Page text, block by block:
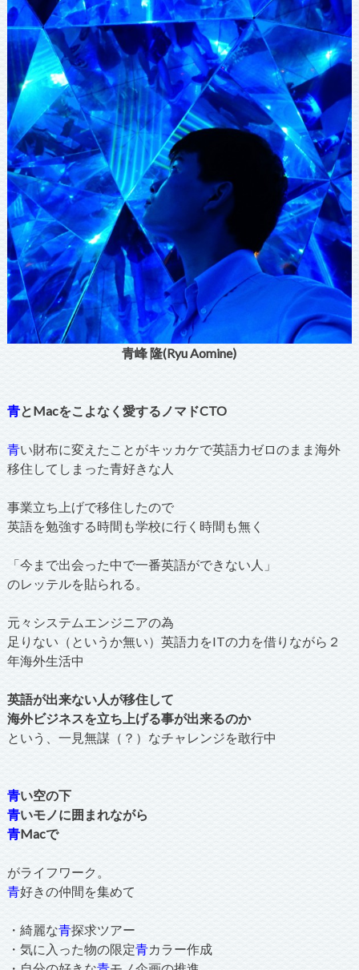
青峰 隆(Ryu Aomine)
青とMacをこよなく愛するノマドCTO
青い財布に変えたことがキッカケで英語力ゼロのまま海外
移住してしまった青好きな人
事業立ち上げで移住したので
英語を勉強する時間も学校に行く時間も無く
「今まで出会った中で一番英語ができない人」
のレッテルを貼られる。
元々システムエンジニアの為
足りない（というか無い）英語力をITの力を借りながら２
年海外生活中
英語が出来ない人が移住して
海外ビジネスを立ち上げる事が出来るのか
という、一見無謀（？）なチャレンジを敢行中
青い空の下
青いモノに囲まれながら
青Macで
がライフワーク。
青好きの仲間を集めて
・綺麗な青探求ツアー
・気に入った物の限定青カラー作成